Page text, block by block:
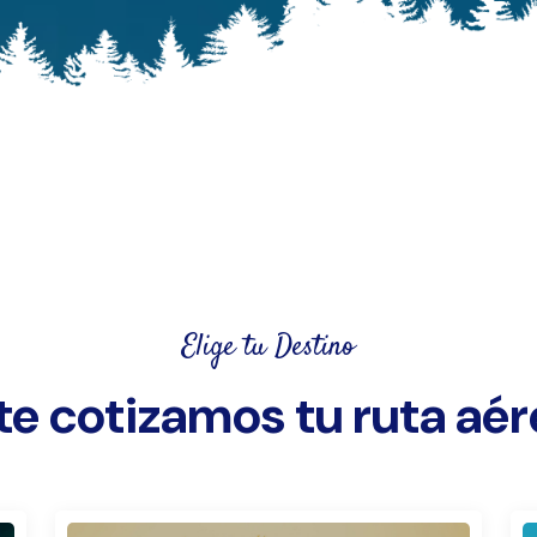
Elige tu Destino
cotizamos tu ruta